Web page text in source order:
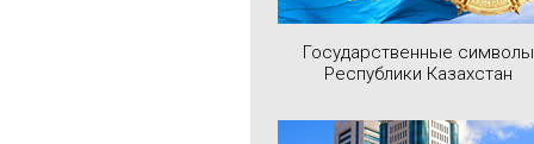
Государственные символы
Республики Казахстан